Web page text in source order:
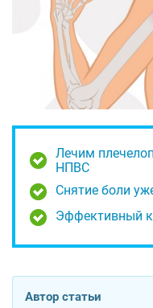
Лечим
НПВС
Снятие боли
Эффективный
Автор статьи